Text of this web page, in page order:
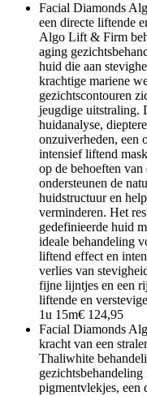
Facial Diamonds
een directe liftende
Algo Lift & Firm
aging
huid die aan
krachtige mariene
gezichtscontouren
jeugdige uitstraling.
huidanalyse,
onzuiverheden, een
intensief liftend
op de behoeften
ondersteunen de
huidstructuur en
verminderen. Het
gedefinieerde huid
ideale behandeling
liftend effect en
verlies van
fijne lijntjes en een
liftende en
1u 15m€ 124,95
Facial Diamonds
kracht van een
Thaliwhite
pigmentvlekjes, een